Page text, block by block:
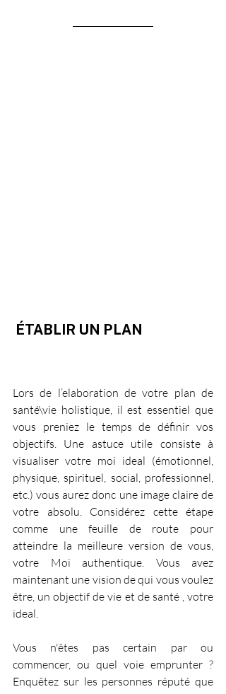
ÉTABLIR UN PLAN
Lors de l’elaboration de votre plan de
santé\vie holistique, il est essentiel que
vous preniez le temps de définir vos
objectifs. Une astuce utile consiste à
visualiser votre moi ideal (émotionnel,
physique, spirituel, social, professionnel,
etc.) vous aurez donc une image claire de
votre absolu. Considérez cette étape
comme une feuille de route pour
atteindre la meilleure version de vous,
votre Moi authentique. Vous avez
maintenant une vision de qui vous voulez
être, un objectif de vie et de santé , votre
ideal.
Vous n'êtes pas certain par ou
commencer, ou quel voie emprunter ?
Enquêtez sur les personnes réputé que